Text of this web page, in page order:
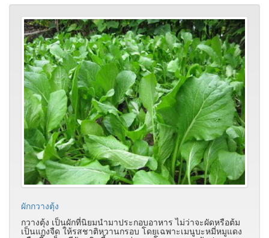
ผักกวางตุ้ง
กวางตุ้ง เป็นผักที่นิยมนำมาประกอบอาหาร ไม่ว่าจะผัดหรือต้ม
เป็นแกงจืด ให้รสชาติหวานกรอบ โดยเฉพาะเมนูบะหมี่หมูแดง